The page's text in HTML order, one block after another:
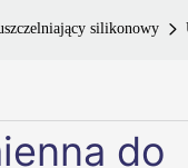
silikonowy